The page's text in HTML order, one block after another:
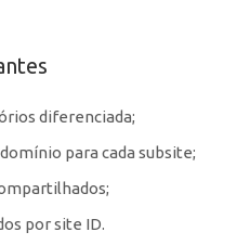
diferenciada;
para cada subsite;
por site ID.